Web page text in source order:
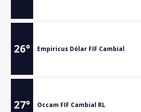
26° Empiricus Dólar FIF Cambial
27° Occam FIF Cambial RL